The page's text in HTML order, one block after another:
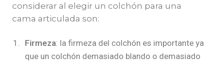
considerar al elegir un colchón para una
cama articulada son:
Firmeza: la firmeza del colchón es importante ya
que un colchón demasiado blando o demasiado